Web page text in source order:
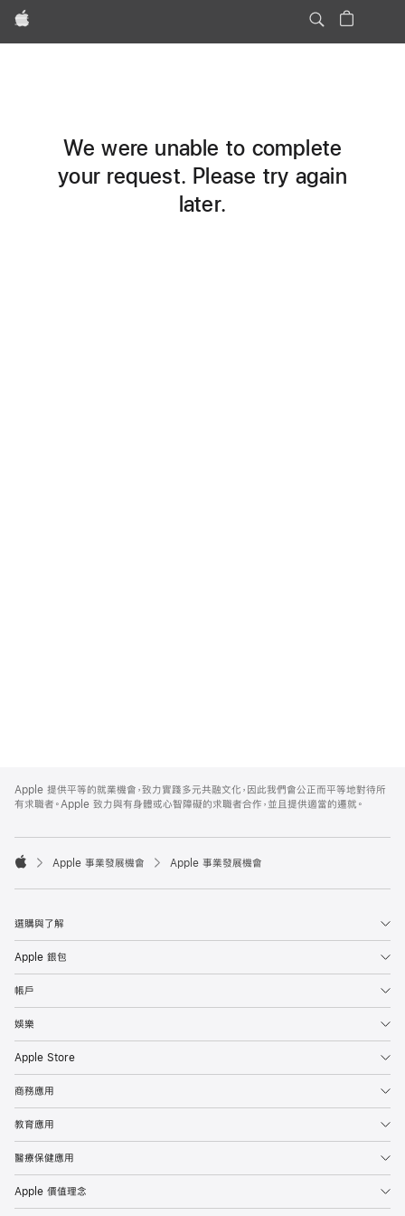
Apple
We were unable to complete
your request. Please try again
later.
Footer
Apple 提供平等的就業機會，致力實踐多元共融文化，因此我們會公正而平等地對待所
有求職者。Apple 致力與有身體或心智障礙的求職者合作，並且提供適當的遷就。

Apple 事業發展機會 Apple 事業發展機會
選購與了解
Apple 銀包
帳戶
娛樂
Apple Store
商務應用
教育應用
醫療保健應用
Apple 價值理念